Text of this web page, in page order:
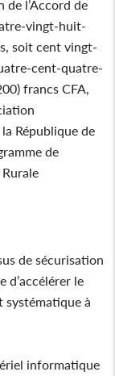
l’Accord de
vingt-huit-
soit cent vingt-
cent-quatre-
francs CFA,
République de
de
de sécurisation
d’accélérer le
systématique à
informatique